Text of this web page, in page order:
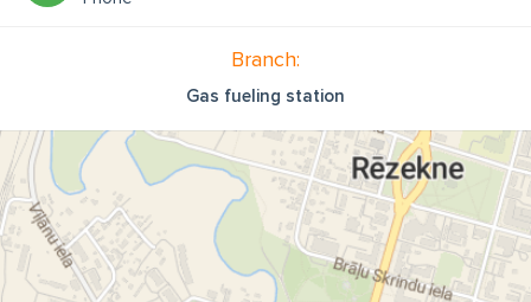
Branch:
Gas fueling station